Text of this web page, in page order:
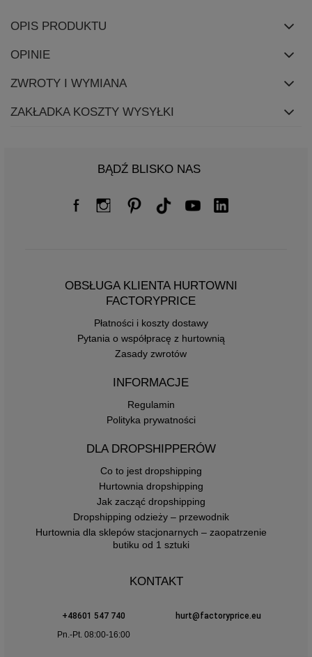
OPIS PRODUKTU
OPINIE
ZWROTY I WYMIANA
ZAKŁADKA KOSZTY WYSYŁKI
BĄDŹ BLISKO NAS
OBSŁUGA KLIENTA HURTOWNI
FACTORYPRICE
Płatności i koszty dostawy
Pytania o współpracę z hurtownią
Zasady zwrotów
INFORMACJE
Regulamin
Polityka prywatności
DLA DROPSHIPPERÓW
Co to jest dropshipping
Hurtownia dropshipping
Jak zacząć dropshipping
Dropshipping odzieży – przewodnik
Hurtownia dla sklepów stacjonarnych – zaopatrzenie
butiku od 1 sztuki
KONTAKT
+48601 547 740
hurt@factoryprice.eu
Pn.-Pt. 08:00-16:00